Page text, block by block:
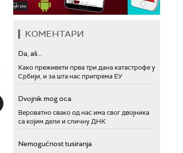
КОМЕНТАРИ
Da, ali...
Како преживети прва три дана катастрофе у
Србији, и за шта нас припрема ЕУ
Dvojnik mog oca
Вероватно свако од нас има свог двојника
са којим дели и сличну ДНК
Nemogućnost tusiranja